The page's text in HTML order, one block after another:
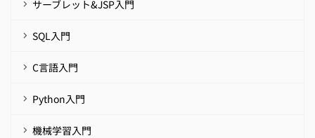
サーブレット&JSP入門
SQL入門
C言語入門
Python入門
機械学習入門